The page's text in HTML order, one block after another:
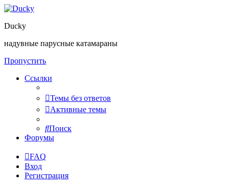
Ducky
надувные парусные катамараны
Пропустить
Ссылки
Темы без ответов
Активные темы
Поиск
Форумы
FAQ
Вход
Регистрация